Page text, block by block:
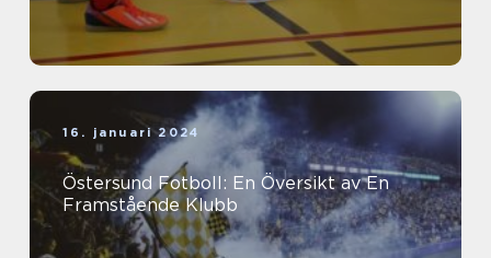
16. januari 2024
Östersund Fotboll: En Översikt av En
Framstående Klubb